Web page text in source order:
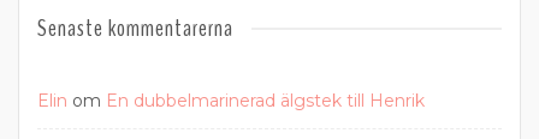
Senaste kommentarerna
Elin om En dubbelmarinerad älgstek till Henrik